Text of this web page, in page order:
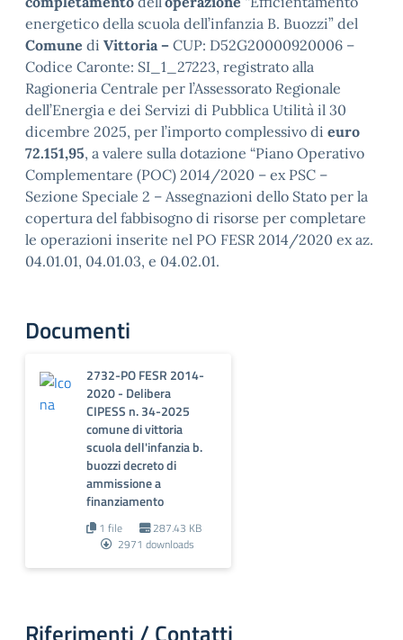
energetico della scuola dell’infanzia B. Buozzi” del
Comune di Vittoria – CUP: D52G20000920006 –
Codice Caronte: SI_1_27223, registrato alla
Ragioneria Centrale per l’Assessorato Regionale
dell’Energia e dei Servizi di Pubblica Utilità il 30
dicembre 2025, per l’importo complessivo di euro
72.151,95, a valere sulla dotazione “Piano Operativo
Complementare (POC) 2014/2020 – ex PSC –
Sezione Speciale 2 – Assegnazioni dello Stato per la
copertura del fabbisogno di risorse per completare
le operazioni inserite nel PO FESR 2014/2020 ex az.
04.01.01, 04.01.03, e 04.02.01.
Documenti
2732-PO FESR 2014-
2020 - Delibera
CIPESS n. 34-2025
comune di vittoria
scuola dell'infanzia b.
buozzi decreto di
ammissione a
finanziamento
1 file
287.43 KB
2971 downloads